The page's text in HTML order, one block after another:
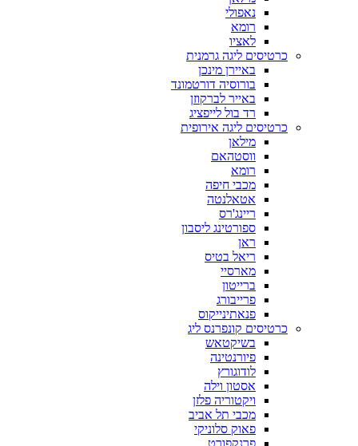
נאפולי
רומא
לאציו
כרטיסים ליגה גרמנית
באיירן מינכן
בורוסיה דורטמונד
באייר לברקוזן
רד בול לייפציג
כרטיסים ליגה אירופית
מילאן
ווסטהאם
רומא
מכבי חיפה
אטאלנטה
ריינג'רס
ספורטינג ליסבון
ראן
ריאל בטיס
מארסיי
ברייטון
פרייבורג
פנאתינייקוס
כרטיסים קונפרנס ליג
בשיקטאש
פיורנטינה
לודוגורץ
אסטון וילה
ויקטוריה פלזן
מכבי תל אביב
פאוק סלוניקי